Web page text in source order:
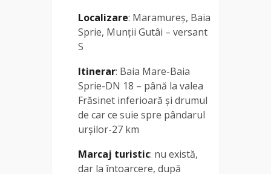
Localizare: Maramureș, Baia
Sprie, Munții Gutâi – versant
S
Itinerar: Baia Mare-Baia
Sprie-DN 18 – până la valea
Frăsinet inferioară și drumul
de car ce suie spre pândarul
urșilor-27 km
Marcaj turistic: nu există,
dar la întoarcere, după